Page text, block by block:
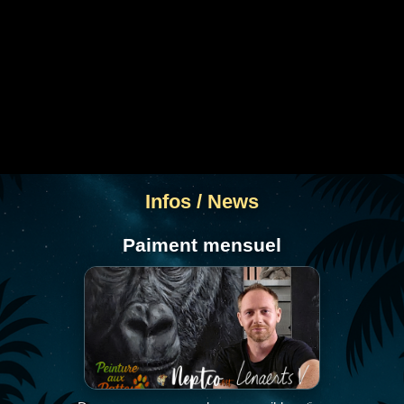
Infos / News
Paiment mensuel